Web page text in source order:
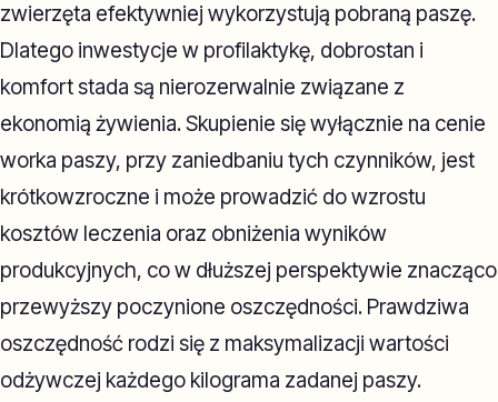
zwierzęta efektywniej wykorzystują pobraną paszę.
Dlatego inwestycje w profilaktykę, dobrostan i
komfort stada są nierozerwalnie związane z
ekonomią żywienia. Skupienie się wyłącznie na cenie
worka paszy, przy zaniedbaniu tych czynników, jest
krótkowzroczne i może prowadzić do wzrostu
kosztów leczenia oraz obniżenia wyników
produkcyjnych, co w dłuższej perspektywie znacząco
przewyższy poczynione oszczędności. Prawdziwa
oszczędność rodzi się z maksymalizacji wartości
odżywczej każdego kilograma zadanej paszy.